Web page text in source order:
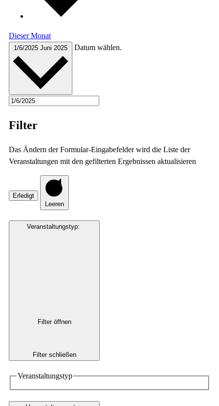
Dieser Monat
1/6/2025 Juni 2025 Datum wählen.
Filter
Das Ändern der Formular-Eingabefelder wird die Liste der
Veranstaltungen mit den gefilterten Ergebnissen aktualisieren
Erledigt
Leeren
Veranstaltungstyp:
Filter öffnen
Filter schließen
Veranstaltungstyp